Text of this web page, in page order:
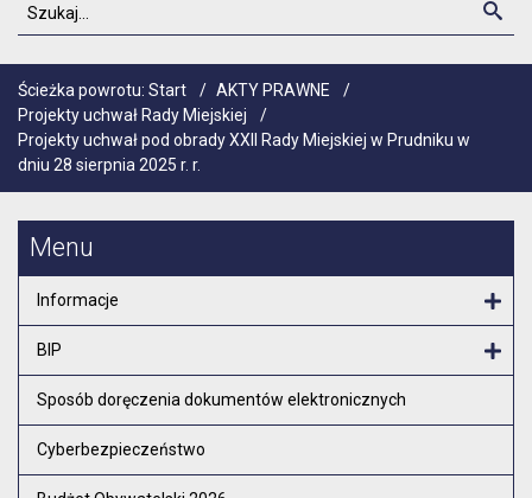
Ścieżka powrotu: Start / AKTY PRAWNE
/
Projekty uchwał Rady Miejskiej
/
Projekty uchwał pod obrady XXII Rady Miejskiej w Prudniku w
dniu 28 sierpnia 2025 r. r.
Menu
Informacje
BIP
Sposób doręczenia dokumentów elektronicznych
Cyberbezpieczeństwo